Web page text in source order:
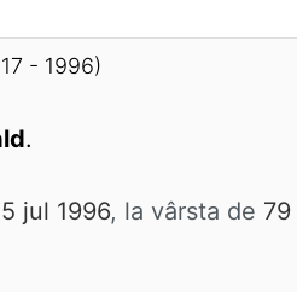
- 1996)
.
jul 1996, la vârsta de 79